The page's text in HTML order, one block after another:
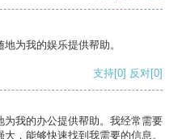
为我的娱乐提供帮助。
支持[0] 反对[0]
我的办公提供帮助。我经常需要
，能够快速找到我需要的信息。